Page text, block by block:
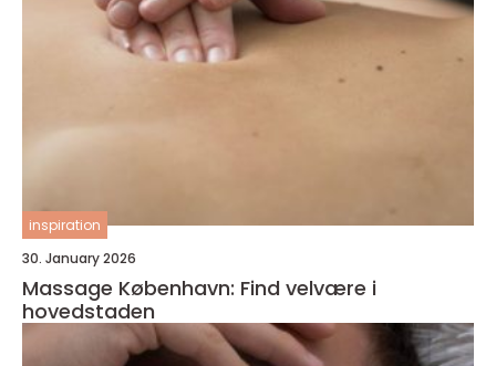
inspiration
30. January 2026
Massage København: Find velvære i
hovedstaden